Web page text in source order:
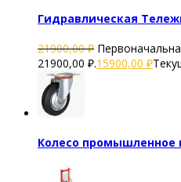
Гидравлическая
21900,00₽
21900,00 ₽.15900,00 ₽
Колесо промышленное